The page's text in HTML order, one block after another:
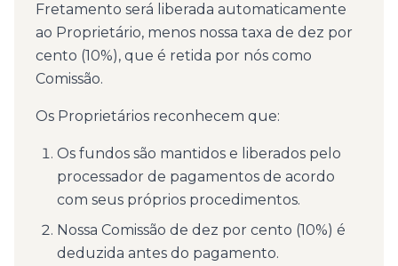
Fretamento será liberada automaticamente
ao Proprietário, menos nossa taxa de dez por
cento (10%), que é retida por nós como
Comissão.
Os Proprietários reconhecem que:
Os fundos são mantidos e liberados pelo
processador de pagamentos de acordo
com seus próprios procedimentos.
Nossa Comissão de dez por cento (10%) é
deduzida antes do pagamento.